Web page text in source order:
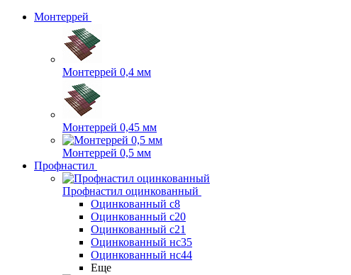
Монтеррей
Монтеррей 0,4 мм
Монтеррей 0,45 мм
Монтеррей 0,5 мм
Профнастил
Профнастил оцинкованный
Оцинкованный с8
Оцинкованный с20
Оцинкованный с21
Оцинкованный нс35
Оцинкованный нс44
Еще